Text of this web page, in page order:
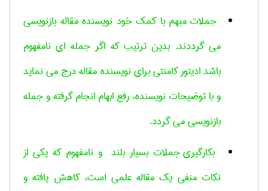
جملات مبهم با کمک خود نویسنده مقاله بازنویسی
می گرددند. بدین ترتیب که اگر جمله ای نامفهوم
باشد ادیتور کامنتی برای نویسنده مقاله درج می نماید
و با توضیحات نویسنده، رفع ابهام انجام گرفته و جمله
بازنویسی می گردد.
بکارگیری جملات بسیار بلند و نامفهوم که یکی از
نکات منفی یک مقاله علمی است، کاهش یافته و